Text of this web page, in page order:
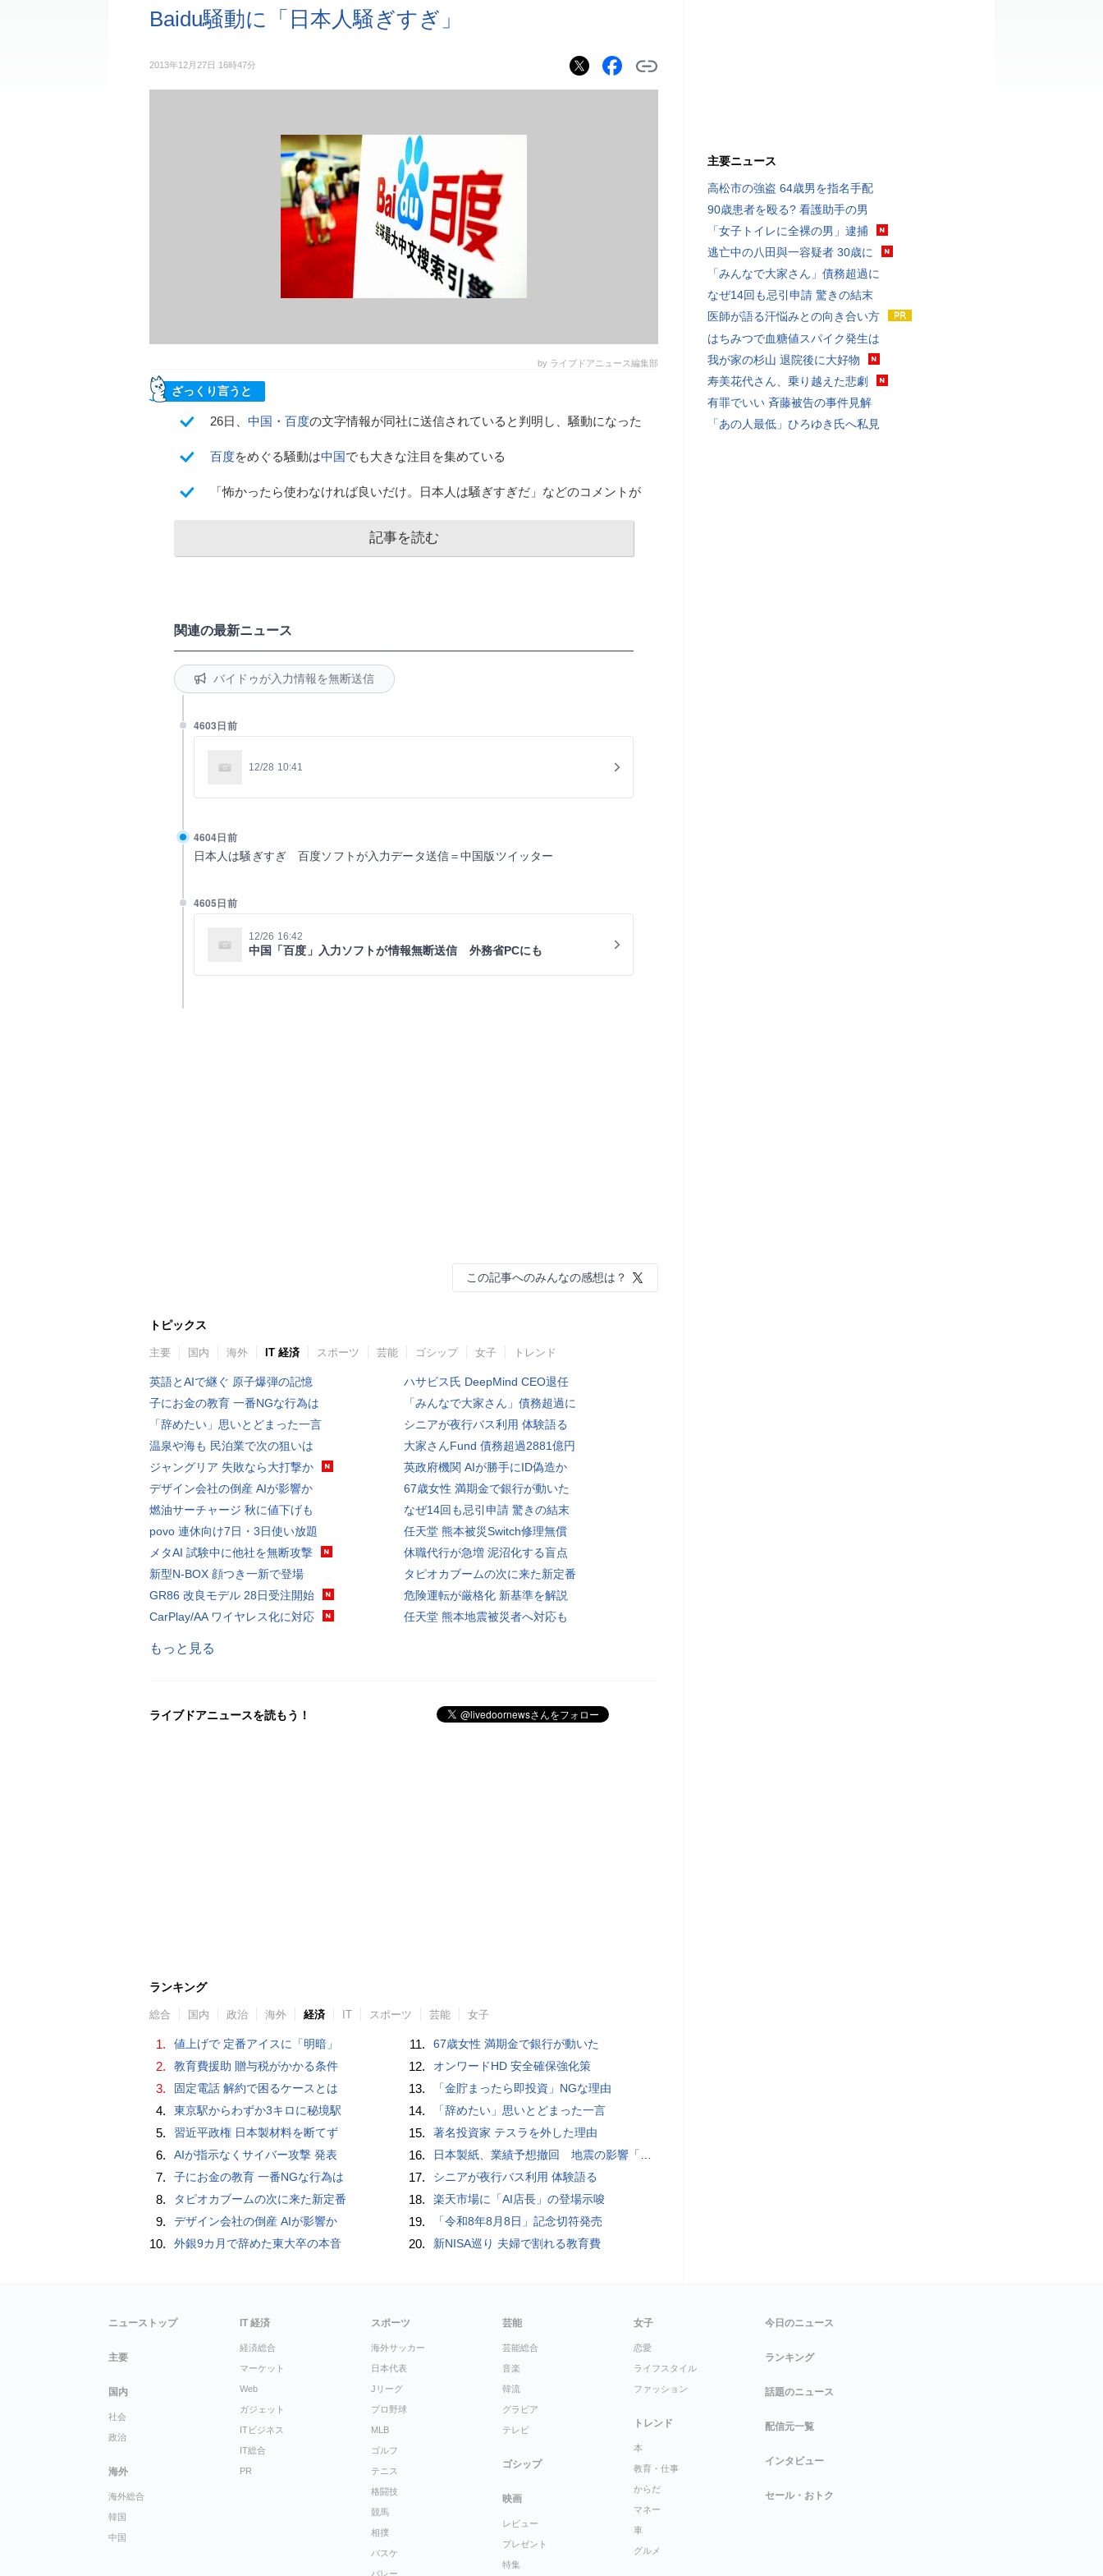
Baidu騒動に「日本人騒ぎすぎ」
2013年12月27日 16時47分
by ライブドアニュース編集部
ざっくり言うと
26日、 中国 ・ 百度の文字情報が同社に送信されていると判明し、騒動になった
百度をめぐる騒動は中国でも大きな注目を集めている
「怖かったら使わなければ良いだけ。日本人は騒ぎすぎだ」などのコメントが
記事を読む
関連の最新ニュース
バイドゥが入力情報を無断送信
4603日前
12/28 10:41
4604日前
日本人は騒ぎすぎ 百度ソフトが入力データ送信＝中国版ツイッター
4605日前
12/26 16:42
中国「百度」入力ソフトが情報無断送信 外務省PCにも
この記事へのみんなの感想は？
トピックス
主要 国内 海外 IT 経済 スポーツ 芸能 ゴシップ 女子 トレンド
英語とAIで継ぐ 原子爆弾の記憶
子にお金の教育 一番NGな行為は
「辞めたい」思いとどまった一言
温泉や海も 民泊業で次の狙いは
ジャングリア 失敗なら大打撃か
デザイン会社の倒産 AIが影響か
燃油サーチャージ 秋に値下げも
povo 連休向け7日・3日使い放題
メタAI 試験中に他社を無断攻撃
新型N-BOX 顔つき一新で登場
GR86 改良モデル 28日受注開始
CarPlay/AA ワイヤレス化に対応
ハサビス氏 DeepMind CEO退任
「みんなで大家さん」債務超過に
シニアが夜行バス利用 体験語る
大家さんFund 債務超過2881億円
英政府機関 AIが勝手にID偽造か
67歳女性 満期金で銀行が動いた
なぜ14回も忌引申請 驚きの結末
任天堂 熊本被災Switch修理無償
休職代行が急増 泥沼化する盲点
タピオカブームの次に来た新定番
危険運転が厳格化 新基準を解説
任天堂 熊本地震被災者へ対応も
もっと見る
ライブドアニュースを読もう！
ランキング
総合 国内 政治 海外 経済 IT スポーツ 芸能 女子
1. 値上げで 定番アイスに「明暗」
2. 教育費援助 贈与税がかかる条件
3. 固定電話 解約で困るケースとは
4. 東京駅からわずか3キロに秘境駅
5. 習近平政権 日本製材料を断てず
6. AIが指示なくサイバー攻撃 発表
7. 子にお金の教育 一番NGな行為は
8. タピオカブームの次に来た新定番
9. デザイン会社の倒産 AIが影響か
10. 外銀9カ月で辞めた東大卒の本音
11. 67歳女性 満期金で銀行が動いた
12. オンワードHD 安全確保強化策
13. 「金貯まったら即投資」NGな理由
14. 「辞めたい」思いとどまった一言
15. 著名投資家 テスラを外した理由
16. 日本製紙、業績予想撤回 地震の影響「算定困難」
17. シニアが夜行バス利用 体験語る
18. 楽天市場に「AI店長」の登場示唆
19. 「令和8年8月8日」記念切符発売
20. 新NISA巡り 夫婦で割れる教育費
主要ニュース
高松市の強盗 64歳男を指名手配
90歳患者を殴る? 看護助手の男
「女子トイレに全裸の男」逮捕
逃亡中の八田與一容疑者 30歳に
「みんなで大家さん」債務超過に
なぜ14回も忌引申請 驚きの結末
医師が語る汗悩みとの向き合い方
はちみつで血糖値スパイク発生は
我が家の杉山 退院後に大好物
寿美花代さん、乗り越えた悲劇
有罪でいい 斉藤被告の事件見解
「あの人最低」ひろゆき氏へ私見
ニューストップ
主要
国内
社会
政治
海外
海外総合
韓国
中国
IT 経済
経済総合
マーケット
Web
ガジェット
ITビジネス
IT総合
PR
スポーツ
海外サッカー
日本代表
Jリーグ
プロ野球
MLB
ゴルフ
テニス
格闘技
競馬
相撲
バスケ
バレー
芸能
芸能総合
音楽
韓流
グラビア
テレビ
ゴシップ
映画
レビュー
プレゼント
特集
女子
恋愛
ライフスタイル
ファッション
トレンド
本
教育・仕事
からだ
マネー
車
グルメ
今日のニュース
ランキング
話題のニュース
配信元一覧
インタビュー
セール・おトク